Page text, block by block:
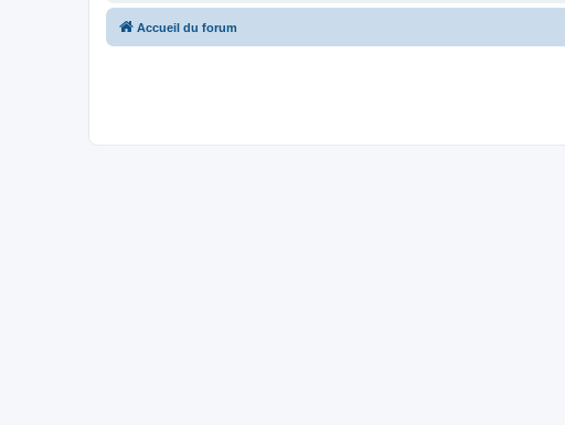
Accueil du forum